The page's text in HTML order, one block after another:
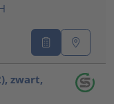
zwart,